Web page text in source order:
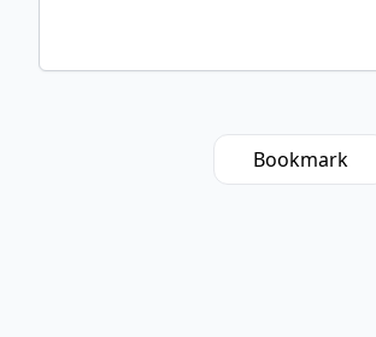
Bookmark